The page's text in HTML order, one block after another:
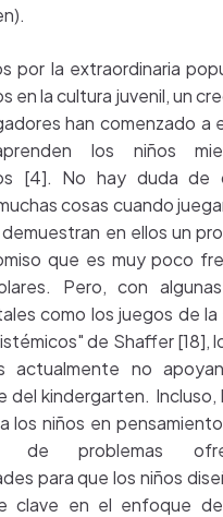
por la extraordinaria
en la cultura juvenil, un
han comenzado a
los niños
[4]. No hay duda de
cosas cuando
demuestran en ellos un
que es muy poco
Pero, con
como los juegos de la
de Shaffer [18],
actualmente no
del kindergarten. Incluso,
los niños en
de problemas
para que los niños
clave en el enfoque